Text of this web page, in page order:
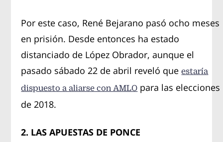
Por este caso, René Bejarano pasó ocho meses
en prisión. Desde entonces ha estado
distanciado de López Obrador, aunque el
pasado sábado 22 de abril reveló queestaría
dispuesto a aliarse con AMLO para las elecciones
de 2018.
2. LAS APUESTAS DE PONCE